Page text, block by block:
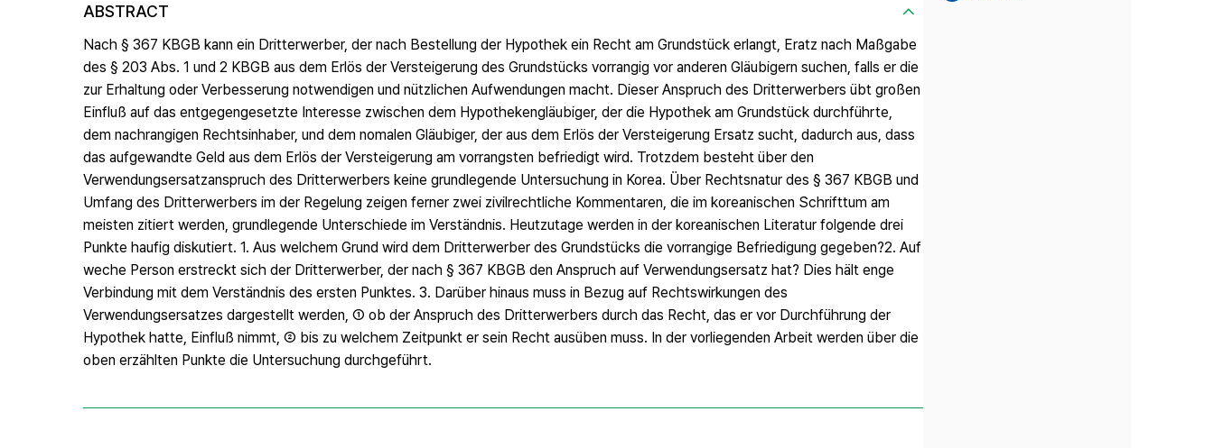
ABSTRACT
Nach § 367 KBGB kann ein Dritterwerber, der nach Bestellung der Hypothek ein Recht am Grundstück erlangt, Eratz nach Maßgabe
des § 203 Abs. 1 und 2 KBGB aus dem Erlös der Versteigerung des Grundstücks vorrangig vor anderen Gläubigern suchen, falls er die
zur Erhaltung oder Verbesserung notwendigen und nützlichen Aufwendungen macht. Dieser Anspruch des Dritterwerbers übt großen
Einfluß auf das entgegengesetzte Interesse zwischen dem Hypothekengläubiger, der die Hypothek am Grundstück durchführte,
dem nachrangigen Rechtsinhaber, und dem nomalen Gläubiger, der aus dem Erlös der Versteigerung Ersatz sucht, dadurch aus, dass
das aufgewandte Geld aus dem Erlös der Versteigerung am vorrangsten befriedigt wird. Trotzdem besteht über den
Verwendungsersatzanspruch des Dritterwerbers keine grundlegende Untersuchung in Korea. Über Rechtsnatur des § 367 KBGB und
Umfang des Dritterwerbers im der Regelung zeigen ferner zwei zivilrechtliche Kommentaren, die im koreanischen Schrifttum am
meisten zitiert werden, grundlegende Unterschiede im Verständnis. Heutzutage werden in der koreanischen Literatur folgende drei
Punkte haufig diskutiert. 1. Aus welchem Grund wird dem Dritterwerber des Grundstücks die vorrangige Befriedigung gegeben?2. Auf
weche Person erstreckt sich der Dritterwerber, der nach § 367 KBGB den Anspruch auf Verwendungsersatz hat? Dies hält enge
Verbindung mit dem Verständnis des ersten Punktes. 3. Darüber hinaus muss in Bezug auf Rechtswirkungen des
Verwendungsersatzes dargestellt werden, ① ob der Anspruch des Dritterwerbers durch das Recht, das er vor Durchführung der
Hypothek hatte, Einfluß nimmt, ② bis zu welchem Zeitpunkt er sein Recht ausüben muss. In der vorliegenden Arbeit werden über die
oben erzählten Punkte die Untersuchung durchgeführt.